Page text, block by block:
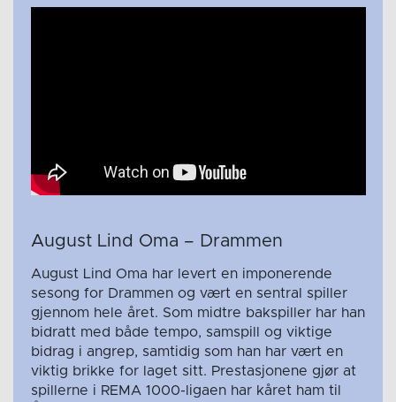
August Lind Oma – Drammen
August Lind Oma har levert en imponerende
sesong for Drammen og vært en sentral spiller
gjennom hele året. Som midtre bakspiller har han
bidratt med både tempo, samspill og viktige
bidrag i angrep, samtidig som han har vært en
viktig brikke for laget sitt. Prestasjonene gjør at
spillerne i REMA 1000-ligaen har kåret ham til